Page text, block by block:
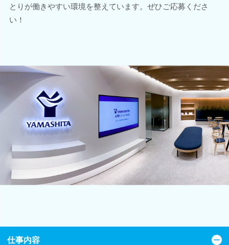
とりが働きやすい環境を整えています。ぜひご応募くださ
い！
仕事内容